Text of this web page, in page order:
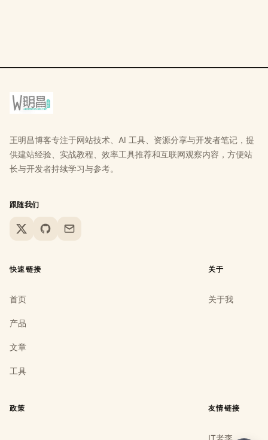
王明昌博客专注于网站技术、AI 工具、资源分享与开发者笔记，提
供建站经验、实战教程、效率工具推荐和互联网观察内容，方便站
长与开发者持续学习与参考。
跟随我们
X GitHubEmail
快速链接
首页
产品
文章
工具
关于
关于我
政策 友情链接